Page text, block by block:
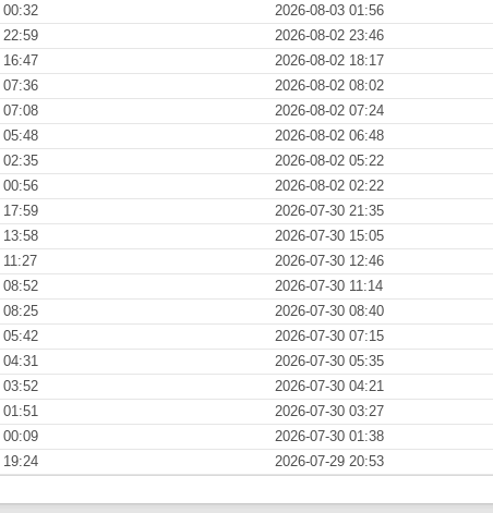
00:32 2026-08-03 01:56
22:59 2026-08-02 23:46
16:47 2026-08-02 18:17
07:36 2026-08-02 08:02
07:08 2026-08-02 07:24
05:48 2026-08-02 06:48
02:35 2026-08-02 05:22
00:56 2026-08-02 02:22
17:59 2026-07-30 21:35
13:58 2026-07-30 15:05
2026-07-30 12:46
08:52 2026-07-30 11:14
08:25 2026-07-30 08:40
05:42 2026-07-30 07:15
04:31 2026-07-30 05:35
03:52 2026-07-30 04:21
01:51 2026-07-30 03:27
00:09 2026-07-30 01:38
19:24 2026-07-29 20:53